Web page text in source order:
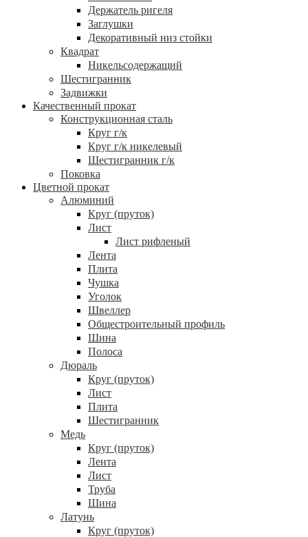
Держатель ригеля
Заглушки
Декоративный низ стойки
Квадрат
Никельсодержащий
Шестигранник
Задвижки
Качественный прокат
Конструкционная сталь
Круг г/к
Круг г/к никелевый
Шестигранник г/к
Поковка
Цветной прокат
Алюминий
Круг (пруток)
Лист
Лист рифленый
Лента
Плита
Чушка
Уголок
Швеллер
Общестроительный профиль
Шина
Полоса
Дюраль
Круг (пруток)
Лист
Плита
Шестигранник
Медь
Круг (пруток)
Лента
Лист
Труба
Шина
Латунь
Круг (пруток)